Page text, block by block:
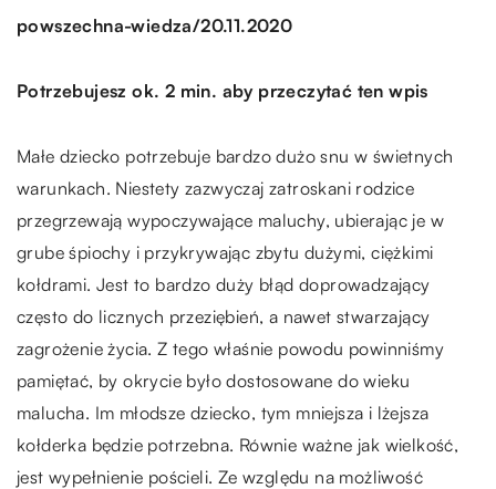
powszechna-wiedza/20.11.2020
Potrzebujesz ok. 2 min. aby przeczytać ten wpis
Małe dziecko potrzebuje bardzo dużo snu w świetnych
warunkach. Niestety zazwyczaj zatroskani rodzice
przegrzewają wypoczywające maluchy, ubierając je w
grube śpiochy i przykrywając zbytu dużymi, ciężkimi
kołdrami. Jest to bardzo duży błąd doprowadzający
często do licznych przeziębień, a nawet stwarzający
zagrożenie życia. Z tego właśnie powodu powinniśmy
pamiętać, by okrycie było dostosowane do wieku
malucha. Im młodsze dziecko, tym mniejsza i lżejsza
kołderka będzie potrzebna. Równie ważne jak wielkość,
jest wypełnienie pościeli. Ze względu na możliwość